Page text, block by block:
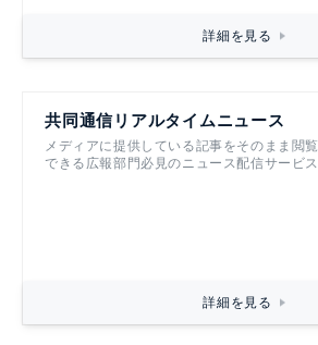
詳細を見る
共同通信リアルタイムニュース
メディアに提供している記事をそのまま閲覧
できる広報部門必見のニュース配信サービス
詳細を見る